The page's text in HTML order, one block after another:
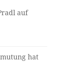
auf
hat